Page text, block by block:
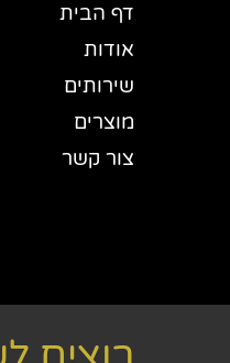
דף הבית
אודות
שירותים
מוצרים
צור קשר